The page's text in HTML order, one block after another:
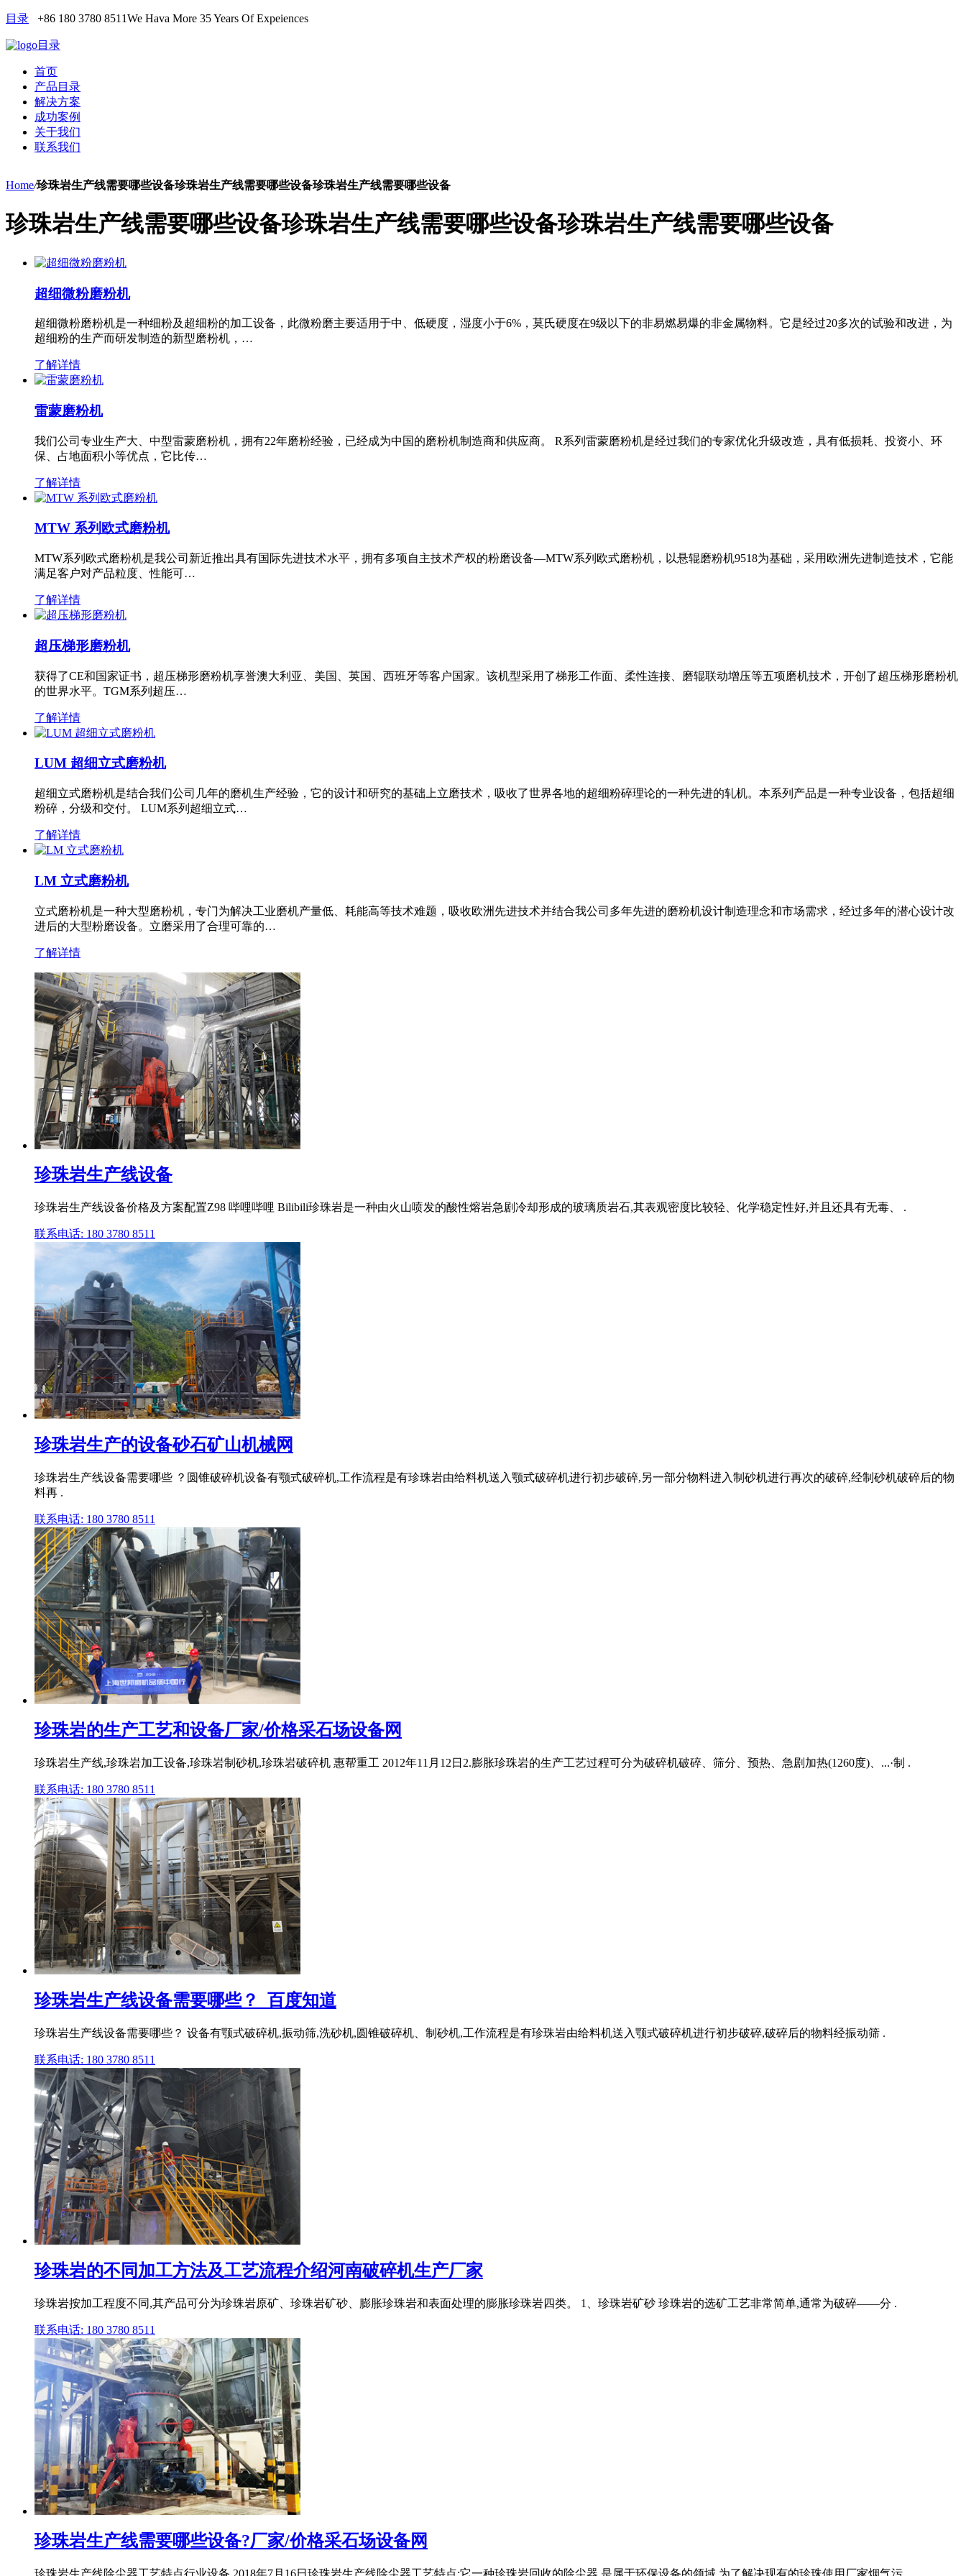
目录 +86 180 3780 8511We Hava More 35 Years Of Expeiences
目录
首页
产品目录
解决方案
成功案例
关于我们
联系我们
Home/珍珠岩生产线需要哪些设备珍珠岩生产线需要哪些设备珍珠岩生产线需要哪些设备
珍珠岩生产线需要哪些设备珍珠岩生产线需要哪些设备珍珠岩生产线需要哪些设备
超细微粉磨粉机
超细微粉磨粉机是一种细粉及超细粉的加工设备，此微粉磨主要适用于中、低硬度，湿度小于6%，莫氏硬度在9级以下的非易燃易爆的非金属物料。它是经过20多次的试验和改进，为
超细粉的生产而研发制造的新型磨粉机，…
了解详情
雷蒙磨粉机
我们公司专业生产大、中型雷蒙磨粉机，拥有22年磨粉经验，已经成为中国的磨粉机制造商和供应商。 R系列雷蒙磨粉机是经过我们的专家优化升级改造，具有低损耗、投资小、环
保、占地面积小等优点，它比传…
了解详情
MTW 系列欧式磨粉机
MTW系列欧式磨粉机是我公司新近推出具有国际先进技术水平，拥有多项自主技术产权的粉磨设备—MTW系列欧式磨粉机，以悬辊磨粉机9518为基础，采用欧洲先进制造技术，它能
满足客户对产品粒度、性能可…
了解详情
超压梯形磨粉机
获得了CE和国家证书，超压梯形磨粉机享誉澳大利亚、美国、英国、西班牙等客户国家。该机型采用了梯形工作面、柔性连接、磨辊联动增压等五项磨机技术，开创了超压梯形磨粉机
的世界水平。TGM系列超压…
了解详情
LUM 超细立式磨粉机
超细立式磨粉机是结合我们公司几年的磨机生产经验，它的设计和研究的基础上立磨技术，吸收了世界各地的超细粉碎理论的一种先进的轧机。本系列产品是一种专业设备，包括超细
粉碎，分级和交付。 LUM系列超细立式…
了解详情
LM 立式磨粉机
立式磨粉机是一种大型磨粉机，专门为解决工业磨机产量低、耗能高等技术难题，吸收欧洲先进技术并结合我公司多年先进的磨粉机设计制造理念和市场需求，经过多年的潜心设计改
进后的大型粉磨设备。立磨采用了合理可靠的…
了解详情
珍珠岩生产线设备
珍珠岩生产线设备价格及方案配置Z98 哔哩哔哩 Bilibili珍珠岩是一种由火山喷发的酸性熔岩急剧冷却形成的玻璃质岩石,其表观密度比较轻、化学稳定性好,并且还具有无毒、 .
联系电话: 180 3780 8511
珍珠岩生产的设备砂石矿山机械网
珍珠岩生产线设备需要哪些 ？圆锥破碎机设备有颚式破碎机,工作流程是有珍珠岩由给料机送入颚式破碎机进行初步破碎,另一部分物料进入制砂机进行再次的破碎,经制砂机破碎后的物
料再 .
联系电话: 180 3780 8511
珍珠岩的生产工艺和设备厂家/价格采石场设备网
珍珠岩生产线,珍珠岩加工设备,珍珠岩制砂机,珍珠岩破碎机 惠帮重工 2012年11月12日2.膨胀珍珠岩的生产工艺过程可分为破碎机破碎、筛分、预热、急剧加热(1260度)、...·制 .
联系电话: 180 3780 8511
珍珠岩生产线设备需要哪些？_百度知道
珍珠岩生产线设备需要哪些？ 设备有颚式破碎机,振动筛,洗砂机,圆锥破碎机、制砂机,工作流程是有珍珠岩由给料机送入颚式破碎机进行初步破碎,破碎后的物料经振动筛 .
联系电话: 180 3780 8511
珍珠岩的不同加工方法及工艺流程介绍河南破碎机生产厂家
珍珠岩按加工程度不同,其产品可分为珍珠岩原矿、珍珠岩矿砂、膨胀珍珠岩和表面处理的膨胀珍珠岩四类。 1、珍珠岩矿砂 珍珠岩的选矿工艺非常简单,通常为破碎——分 .
联系电话: 180 3780 8511
珍珠岩生产线需要哪些设备?厂家/价格采石场设备网
珍珠岩生产线除尘器工艺特点行业设备 2018年7月16日珍珠岩生产线除尘器工艺特点:它一种珍珠岩回收的除尘器,是属于环保设备的领域,为了解决现有的珍珠使用厂家烟气污 .